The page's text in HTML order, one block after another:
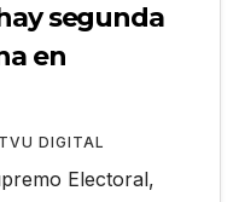
segunda
en
DIGITAL
Electoral,